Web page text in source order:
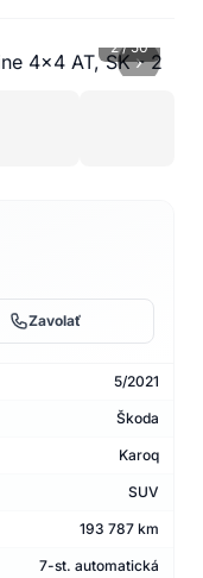
›
2/50
Zavolať
5/2021
Škoda
Karoq
SUV
193 787 km
7-st. automatická